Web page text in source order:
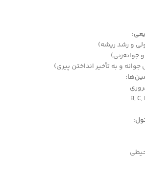
و رشد ریشه)
جوانه‌زنی)
و به تأخیر انداختن پیری)